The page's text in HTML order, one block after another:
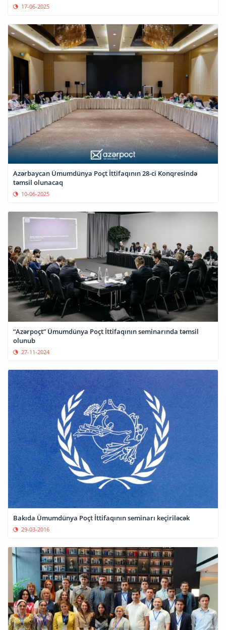
17-06-2025
Azərbaycan Ümumdünya Poçt İttifaqının 28-ci Konqresində
təmsil olunacaq
10-06-2025
“Azərpoçt” Ümumdünya Poçt İttifaqının seminarında təmsil
olunub
27-11-2024
Bakıda Ümumdünya Poçt İttifaqının seminarı keçiriləcək
29-03-2016